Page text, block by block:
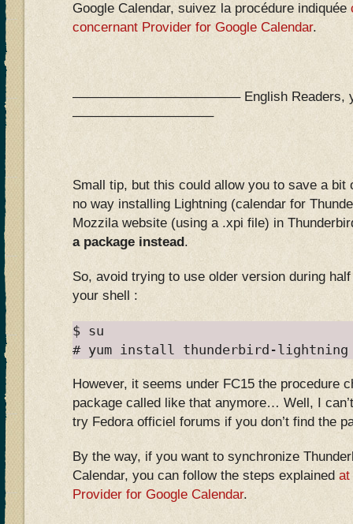
Google Calendar, suivez la procédure indiquée
concernant Provider for Google Calendar.
————————————– English Readers,
——————————–
Small tip, but this could allow you to save a
no way installing Lightning (calendar for
Mozzila website (using a .xpi file) in
a package instead.
So, avoid trying to use older version during
your shell :
$ su
# yum install thunderbird-lightning
However, it seems under FC15 the procedure
package called like that anymore… Well, I
try Fedora officiel forums if you don’t find the
By the way, if you want to synchronize
Calendar, you can follow the steps explained at
Provider for Google Calendar.